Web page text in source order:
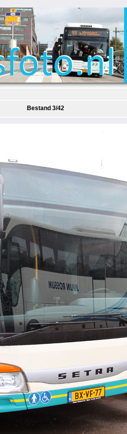
Bestand 3/42